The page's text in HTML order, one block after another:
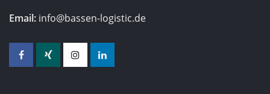
Email: info@bassen-logistic.de